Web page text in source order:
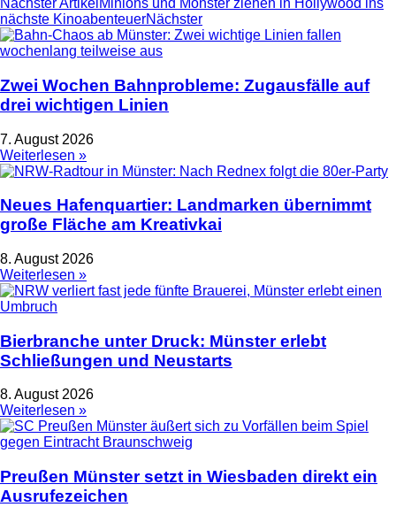
Nächster Artikel Minions und Monster ziehen in Hollywood ins
nächste KinoabenteuerNächster
Zwei Wochen Bahnprobleme: Zugausfälle auf
drei wichtigen Linien
7. August 2026
Weiterlesen »
Neues Hafenquartier: Landmarken übernimmt
große Fläche am Kreativkai
8. August 2026
Weiterlesen »
Bierbranche unter Druck: Münster erlebt
Schließungen und Neustarts
8. August 2026
Weiterlesen »
Preußen Münster setzt in Wiesbaden direkt ein
Ausrufezeichen